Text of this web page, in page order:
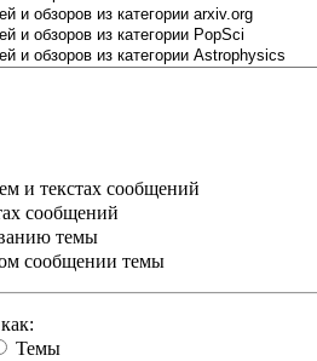
и текстах сообщений
сообщений
темы
сообщении темы
Темы